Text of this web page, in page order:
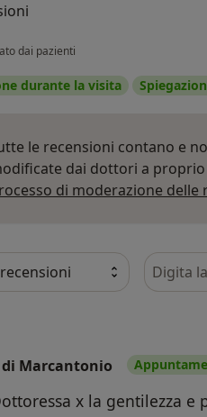
dai pazienti
durante la visita
le recensioni contano e
dai dottori a
di moderazione delle
Cerca
Marcantonio
x la gentilezza e